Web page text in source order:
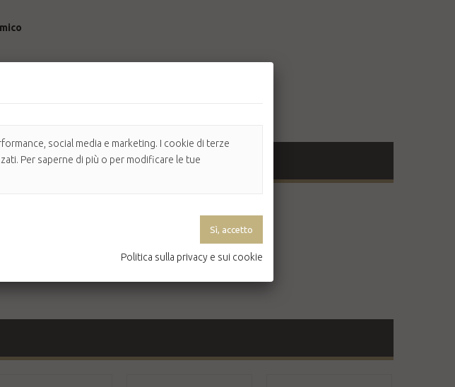
crespo. Ideale anche per mantenere le acconciature.
social media e marketing. I cookie di terze
Per saperne di più o per modificare le tue
Politica sulla privacy e sui cookie